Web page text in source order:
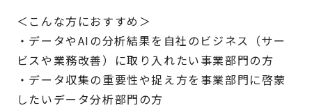
＜こんな方におすすめ＞
・データやAIの分析結果を自社のビジネス（サー
ビスや業務改善）に取り入れたい事業部門の方
・データ収集の重要性や捉え方を事業部門に啓蒙
したいデータ分析部門の方